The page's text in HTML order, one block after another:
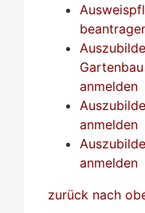
anmelden
anmelden
anmelden
zurück nach